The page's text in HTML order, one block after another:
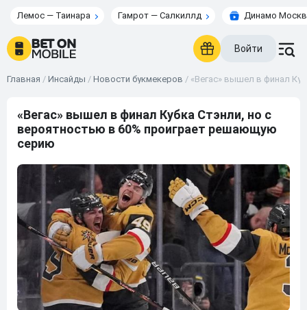
Лемос — Таинара Гамрот — Салкиллд Динамо
Войти
Главная / Инсайды / Новости букмекеров / «Вегас» вышел в финал
«Вегас» вышел в финал Кубка Стэнли, но с
вероятностью в 60% проиграет решающую
серию